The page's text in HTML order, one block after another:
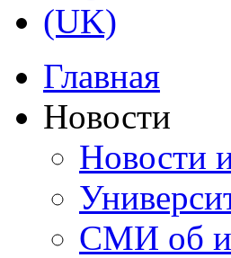
Главная
Новости
Новости
СМИ об